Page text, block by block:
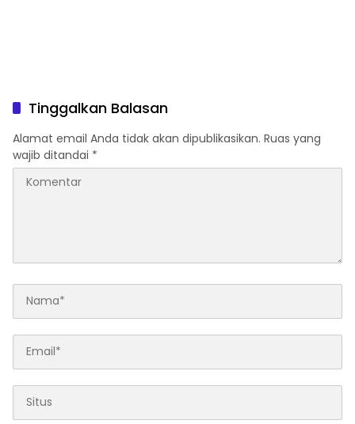
Tinggalkan Balasan
Alamat email Anda tidak akan dipublikasikan. Ruas yang
wajib ditandai *